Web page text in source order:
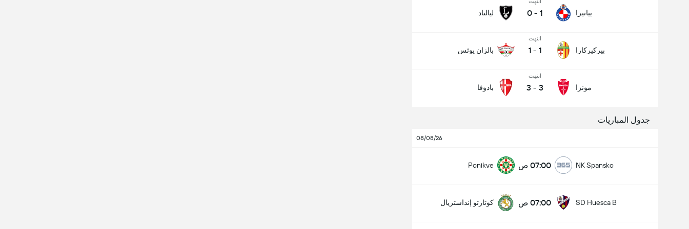
ييانيرا 1
-
0 ليالتاد
بيركيركارا
انتهت
1
-
1 بالزان يوثس
مونزا
انتهت
3
-
3 بادوفا
جدول المباريات
08/08/26
NK Spansko 07:00 ص Ponikve
SD Huesca B 07:00 ص كوتارتو إنداستريال